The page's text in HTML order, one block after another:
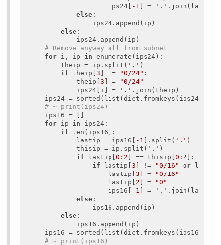
                    ips24[
-1 ] = '.' .join(lastip)
else :
                ips24.append(ip)
else :
            ips24.append(ip)
# Remove anyway all from subnet
for i, ip in enumerate(ips24):
        theip = ip.split(
'.' )
if theip[3 ] != "0/24" :
            theip[
3 ] =
"0/24"
            ips24[i] =
'.' .join(theip)
    ips24 = sorted(list(dict.fromkeys(ips24)))
# ~ print(ips24)
    ips16 = []
for ip in ips24:
if len(ips16):
            lastip = ips16[
-1 ].split( '.' )
            thisip = ip.split(
'.' )
if lastip[0 : 2 ] == thisip[0 : 2 ]:
if lastip[3 ] != "0/16" or
                    lastip[
3 ] =
"0/16"
                    lastip[
2 ] =
"0"
                    ips16[
-1 ] = '.' .join(lastip)
else :
                ips16.append(ip)
else :
            ips16.append(ip)
    ips16 = sorted(list(dict.fromkeys(ips16)))
# ~ print(ips16)